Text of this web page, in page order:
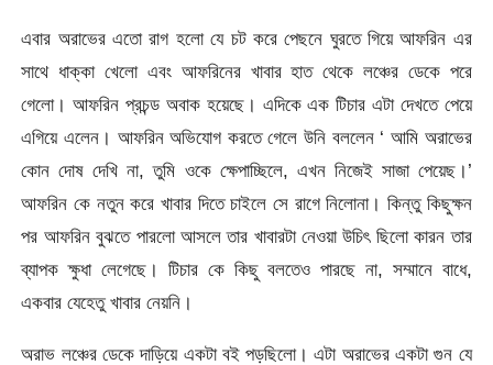
এবার অরাভের এতো রাগ হলো যে চট করে পেছনে ঘুরতে গিয়ে আফরিন এর
সাথে ধাক্কা খেলো এবং আফরিনের খাবার হাত থেকে লঞ্চের ডেকে পরে
গেলো। আফরিন প্রচন্ড অবাক হয়েছে। এদিকে এক টিচার এটা দেখতে পেয়ে
এগিয়ে এলেন। আফরিন অভিযোগ করতে গেলে উনি বললেন ‘ আমি অরাভের
কোন দোষ দেখি না, তুমি ওকে ক্ষেপাচ্ছিলে, এখন নিজেই সাজা পেয়েছ।’
আফরিন কে নতুন করে খাবার দিতে চাইলে সে রাগে নিলোনা। কিন্তু কিছুক্ষন
পর আফরিন বুঝতে পারলো আসলে তার খাবারটা নেওয়া উচিৎ ছিলো কারন তার
ব্যাপক ক্ষুধা লেগেছে। টিচার কে কিছু বলতেও পারছে না, সম্মানে বাধে,
একবার যেহেতু খাবার নেয়নি।
অরাভ লঞ্চের ডেকে দাড়িয়ে একটা বই পড়ছিলো। এটা অরাভের একটা গুন যে